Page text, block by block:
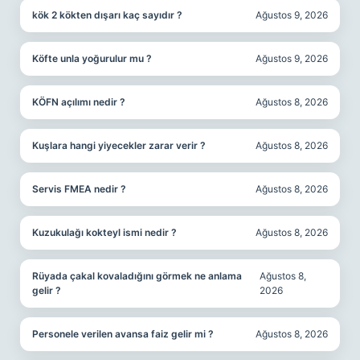
kök 2 kökten dışarı kaç sayıdır ? Ağustos 9, 2026
Köfte unla yoğurulur mu ? Ağustos 9, 2026
KÖFN açılımı nedir ? Ağustos 8, 2026
Kuşlara hangi yiyecekler zarar verir ? Ağustos 8, 2026
Servis FMEA nedir ? Ağustos 8, 2026
Kuzukulağı kokteyl ismi nedir ? Ağustos 8, 2026
Rüyada çakal kovaladığını görmek ne anlama
gelir ?
Ağustos 8,
2026
Personele verilen avansa faiz gelir mi ? Ağustos 8, 2026